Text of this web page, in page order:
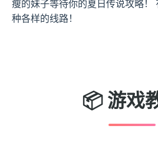
瘦的妹子等待你的夏日传说攻略！
种各样的线路！
📦 游戏